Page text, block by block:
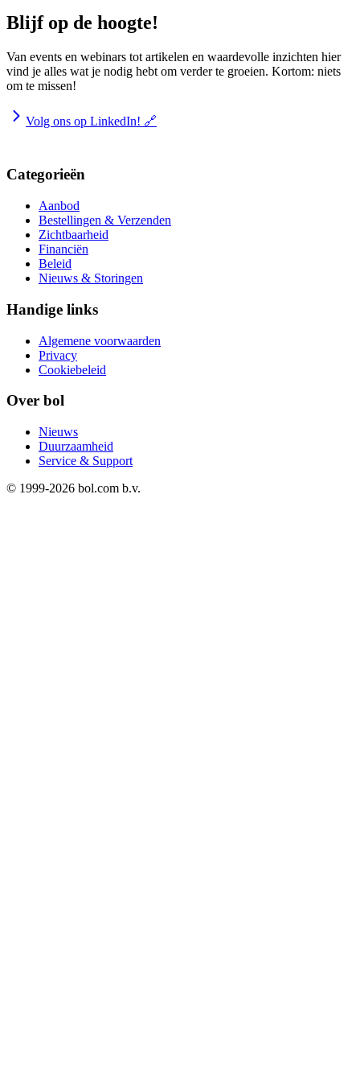
Blijf op de hoogte!
Van events en webinars tot artikelen en waardevolle inzichten hier
vind je alles wat je nodig hebt om verder te groeien. Kortom: niets
om te missen!
Volg ons op LinkedIn! 🔗
Categorieën
Aanbod
Bestellingen & Verzenden
Zichtbaarheid
Financiën
Beleid
Nieuws & Storingen
Handige links
Algemene voorwaarden
Privacy
Cookiebeleid
Over bol
Nieuws
Duurzaamheid
Service & Support
© 1999-2026 bol.com b.v.